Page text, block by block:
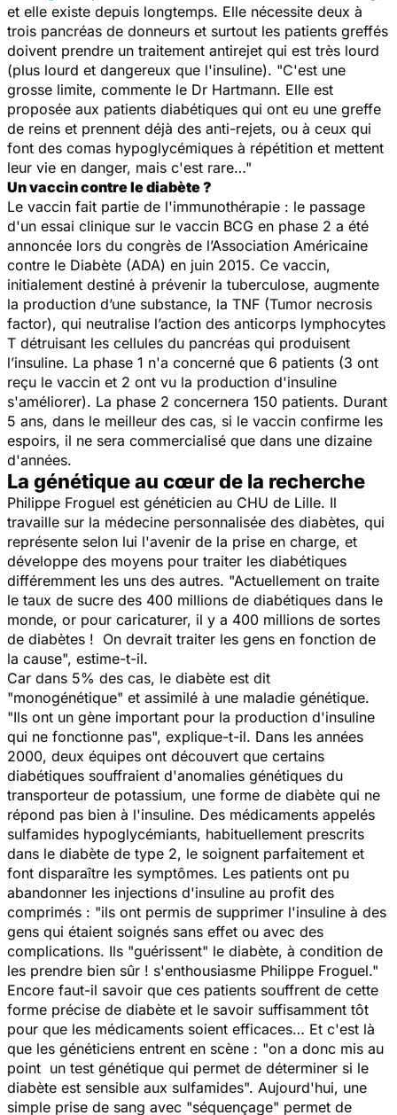
et elle existe depuis longtemps. Elle nécessite deux à
trois pancréas de donneurs et surtout les patients greffés
doivent prendre un traitement antirejet qui est très lourd
(plus lourd et dangereux que l'insuline). "C'est une
grosse limite, commente le Dr Hartmann. Elle est
proposée aux patients diabétiques qui ont eu une greffe
de reins et prennent déjà des anti-rejets, ou à ceux qui
font des comas hypoglycémiques à répétition et mettent
leur vie en danger, mais c'est rare…"
Un vaccin contre le diabète ?
Le vaccin fait partie de l'immunothérapie : le passage
d'un essai clinique sur le vaccin BCG en phase 2 a été
annoncée lors du congrès de l’Association Américaine
contre le Diabète (ADA) en juin 2015. Ce vaccin,
initialement destiné à prévenir la tuberculose, augmente
la production d’une substance, la TNF (Tumor necrosis
factor), qui neutralise l’action des anticorps lymphocytes
T détruisant les cellules du pancréas qui produisent
l’insuline. La phase 1 n'a concerné que 6 patients (3 ont
reçu le vaccin et 2 ont vu la production d'insuline
s'améliorer). La phase 2 concernera 150 patients. Durant
5 ans, dans le meilleur des cas, si le vaccin confirme les
espoirs, il ne sera commercialisé que dans une dizaine
d'années.
La génétique au cœur de la recherche
Philippe Froguel est généticien au CHU de Lille. Il
travaille sur la médecine personnalisée des diabètes, qui
représente selon lui l'avenir de la prise en charge, et
développe des moyens pour traiter les diabétiques
différemment les uns des autres. "Actuellement on traite
le taux de sucre des 400 millions de diabétiques dans le
monde, or pour caricaturer, il y a 400 millions de sortes
de diabètes ! On devrait traiter les gens en fonction de
la cause", estime-t-il.
Car dans 5% des cas, le diabète est dit
"monogénétique" et assimilé à une maladie génétique.
"Ils ont un gène important pour la production d'insuline
qui ne fonctionne pas", explique-t-il. Dans les années
2000, deux équipes ont découvert que certains
diabétiques souffraient d'anomalies génétiques du
transporteur de potassium, une forme de diabète qui ne
répond pas bien à l'insuline. Des médicaments appelés
sulfamides hypoglycémiants, habituellement prescrits
dans le diabète de type 2, le soignent parfaitement et
font disparaître les symptômes. Les patients ont pu
abandonner les injections d'insuline au profit des
comprimés : "ils ont permis de supprimer l'insuline à des
gens qui étaient soignés sans effet ou avec des
complications. Ils "guérissent" le diabète, à condition de
les prendre bien sûr ! s'enthousiasme Philippe Froguel."
Encore faut-il savoir que ces patients souffrent de cette
forme précise de diabète et le savoir suffisamment tôt
pour que les médicaments soient efficaces… Et c'est là
que les généticiens entrent en scène : "on a donc mis au
point un test génétique qui permet de déterminer si le
diabète est sensible aux sulfamides". Aujourd'hui, une
simple prise de sang avec "séquençage" permet de